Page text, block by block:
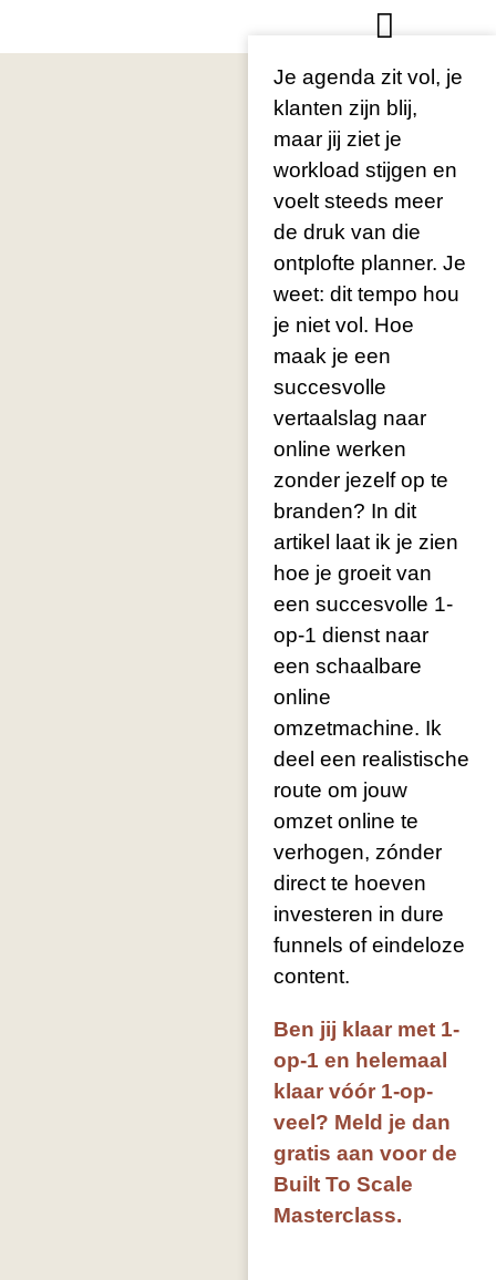
Je agenda zit vol, je
klanten zijn blij,
maar jij ziet je
workload stijgen en
voelt steeds meer
de druk van die
ontplofte planner. Je
weet: dit tempo hou
je niet vol. Hoe
maak je een
succesvolle
vertaalslag naar
online werken
zonder jezelf op te
branden? In dit
artikel laat ik je zien
hoe je groeit van
een succesvolle 1-
op-1 dienst naar
een schaalbare
online
omzetmachine. Ik
deel een realistische
route om jouw
omzet online te
verhogen, zónder
direct te hoeven
investeren in dure
funnels of eindeloze
content.
Ben jij klaar met 1-
op-1 en helemaal
klaar vóór 1-op-
veel? Meld je dan
gratis aan voor de
Built To Scale
Masterclass.